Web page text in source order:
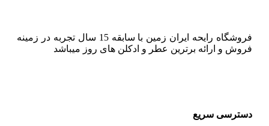
فروشگاه رایحه ایران زمین با سابقه 15 سال تجربه در زمینه
فروش و ارائه برترین عطر و ادکلن های روز میباشد
دسترسی سریع